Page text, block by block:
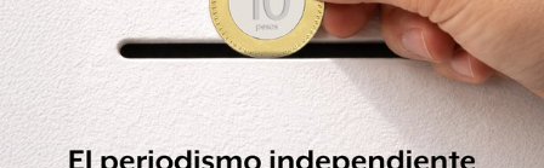
compartido recuerdos de “eventos de su infancia”, según
el diario.
Ambas aseguraron que ahora intentaría encontrar a su
hermano, que creen se encuentra en Estados Unidos.